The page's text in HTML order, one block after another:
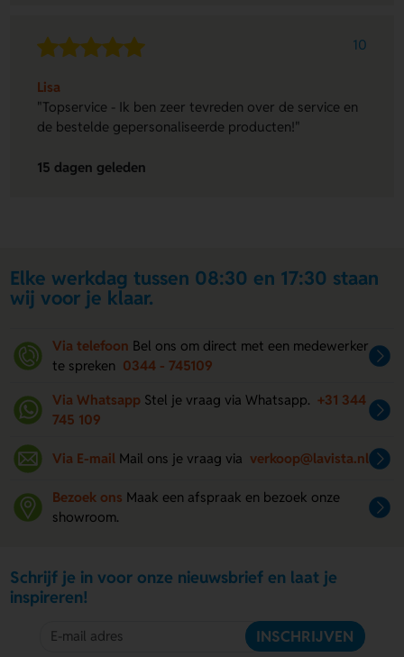
10
Lisa
"Topservice - Ik ben zeer tevreden over de service en
de bestelde gepersonaliseerde producten!"
15 dagen geleden
Elke werkdag tussen 08:30 en 17:30 staan
wij voor je klaar.
Via telefoon Bel ons om direct met een medewerker
te spreken 0344 - 745109
Via Whatsapp Stel je vraag via Whatsapp. +31 344
745 109
Via E-mail Mail ons je vraag via verkoop@lavista.nl
Bezoek ons Maak een afspraak en bezoek onze
showroom.
Schrijf je in voor onze nieuwsbrief en laat je
inspireren!
INSCHRIJVEN